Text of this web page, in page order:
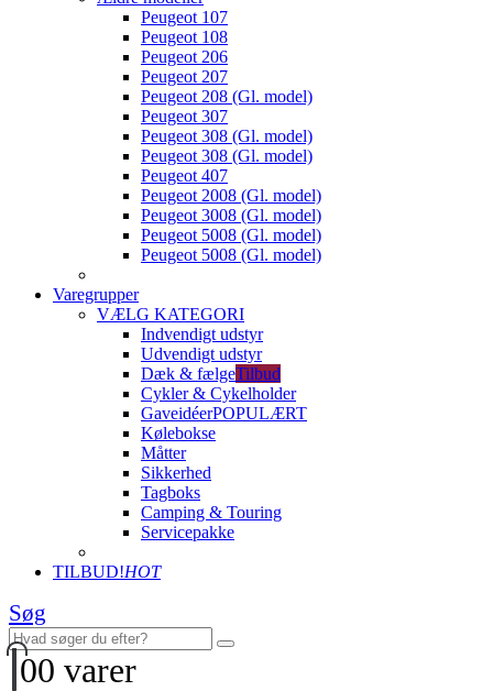
Peugeot 107
Peugeot 108
Peugeot 206
Peugeot 207
Peugeot 208 (Gl. model)
Peugeot 307
Peugeot 308 (Gl. model)
Peugeot 308 (Gl. model)
Peugeot 407
Peugeot 2008 (Gl. model)
Peugeot 3008 (Gl. model)
Peugeot 5008 (Gl. model)
Peugeot 5008 (Gl. model)
Varegrupper
VÆLG KATEGORI
Indvendigt udstyr
Udvendigt udstyr
Dæk & fælgeTilbud
Cykler & Cykelholder
GaveidéerPOPULÆRT
Kølebokse
Måtter
Sikkerhed
Tagboks
Camping & Touring
Servicepakke
TILBUD!HOT
Søg
00 varer